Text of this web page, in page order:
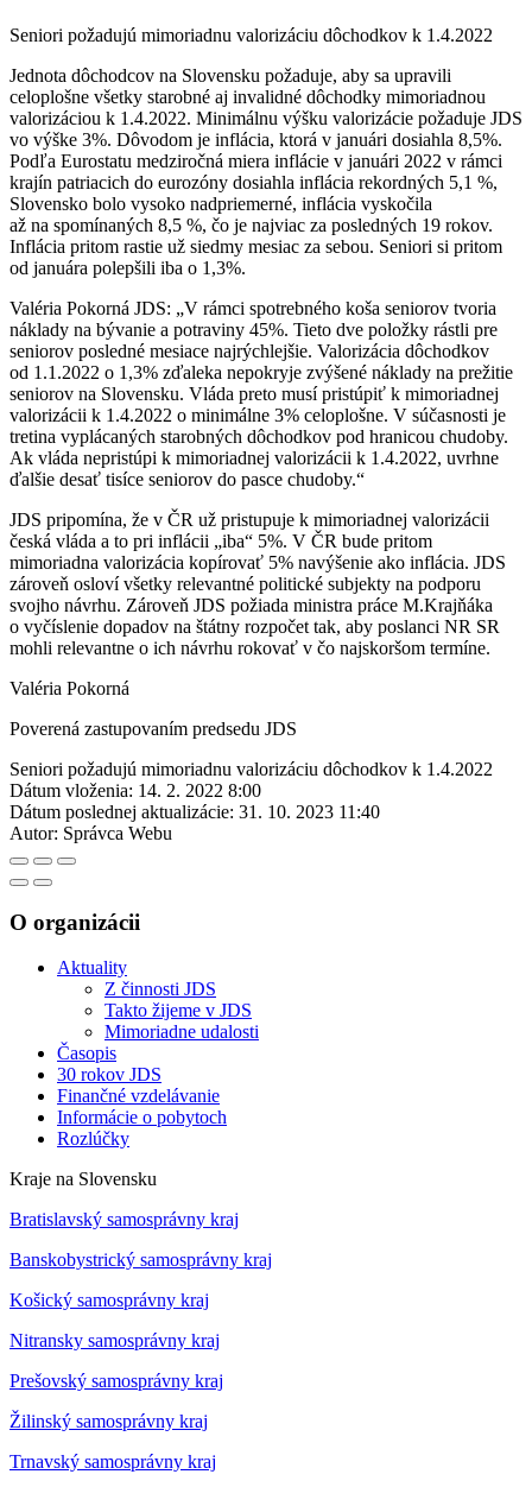
Seniori požadujú mimoriadnu valorizáciu dôchodkov k 1.4.2022
Jednota dôchodcov na Slovensku požaduje, aby sa upravili
celoplošne všetky starobné aj invalidné dôchodky mimoriadnou
valorizáciou k 1.4.2022. Minimálnu výšku valorizácie požaduje JDS
vo výške 3%. Dôvodom je inflácia, ktorá v januári dosiahla 8,5%.
Podľa Eurostatu medziročná miera inflácie v januári 2022 v rámci
krajín patriacich do eurozóny dosiahla inflácia rekordných 5,1 %,
Slovensko bolo vysoko nadpriemerné, inflácia vyskočila
až na spomínaných 8,5 %, čo je najviac za posledných 19 rokov.
Inflácia pritom rastie už siedmy mesiac za sebou. Seniori si pritom
od januára polepšili iba o 1,3%.
Valéria Pokorná JDS: „V rámci spotrebného koša seniorov tvoria
náklady na bývanie a potraviny 45%. Tieto dve položky rástli pre
seniorov posledné mesiace najrýchlejšie. Valorizácia dôchodkov
od 1.1.2022 o 1,3% zďaleka nepokryje zvýšené náklady na prežitie
seniorov na Slovensku. Vláda preto musí pristúpiť k mimoriadnej
valorizácii k 1.4.2022 o minimálne 3% celoplošne. V súčasnosti je
tretina vyplácaných starobných dôchodkov pod hranicou chudoby.
Ak vláda nepristúpi k mimoriadnej valorizácii k 1.4.2022, uvrhne
ďalšie desať tisíce seniorov do pasce chudoby.“
JDS pripomína, že v ČR už pristupuje k mimoriadnej valorizácii
česká vláda a to pri inflácii „iba“ 5%. V ČR bude pritom
mimoriadna valorizácia kopírovať 5% navýšenie ako inflácia. JDS
zároveň osloví všetky relevantné politické subjekty na podporu
svojho návrhu. Zároveň JDS požiada ministra práce M.Krajňáka
o vyčíslenie dopadov na štátny rozpočet tak, aby poslanci NR SR
mohli relevantne o ich návrhu rokovať v čo najskoršom termíne.
Valéria Pokorná
Poverená zastupovaním predsedu JDS
Seniori požadujú mimoriadnu valorizáciu dôchodkov k 1.4.2022
Dátum vloženia: 14. 2. 2022 8:00
Dátum poslednej aktualizácie: 31. 10. 2023 11:40
Autor: Správca Webu
O organizácii
Aktuality
Z činnosti JDS
Takto žijeme v JDS
Mimoriadne udalosti
Časopis
30 rokov JDS
Finančné vzdelávanie
Informácie o pobytoch
Rozlúčky
Kraje na Slovensku
Bratislavský samosprávny kraj
Banskobystrický samosprávny kraj
Košický samosprávny kraj
Nitransky samosprávny kraj
Prešovský samosprávny kraj
Žilinský samosprávny kraj
Trnavský samosprávny kraj